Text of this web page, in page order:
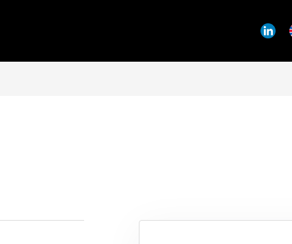
buradayız